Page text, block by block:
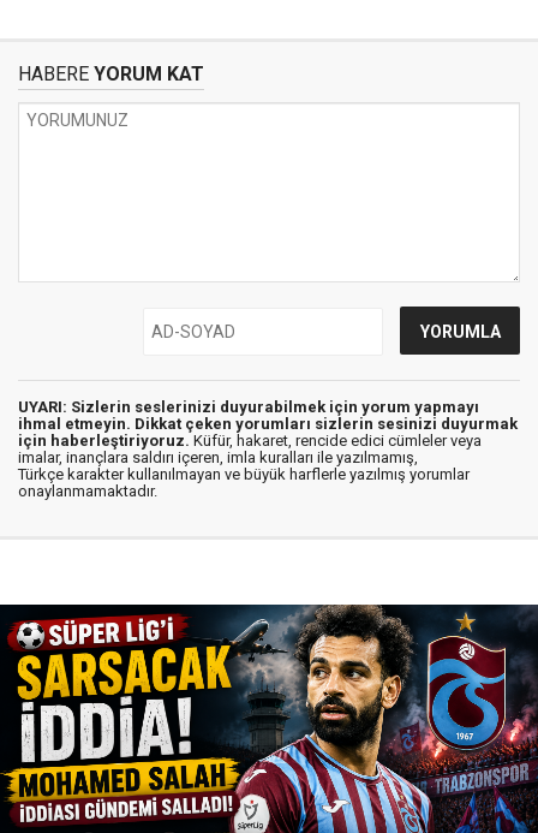
HABERE YORUM KAT
UYARI: Sizlerin seslerinizi duyurabilmek için yorum yapmayı
ihmal etmeyin. Dikkat çeken yorumları sizlerin sesinizi duyurmak
için haberleştiriyoruz. Küfür, hakaret, rencide edici cümleler veya
imalar, inançlara saldırı içeren, imla kuralları ile yazılmamış,
Türkçe karakter kullanılmayan ve büyük harflerle yazılmış yorumlar
onaylanmamaktadır.